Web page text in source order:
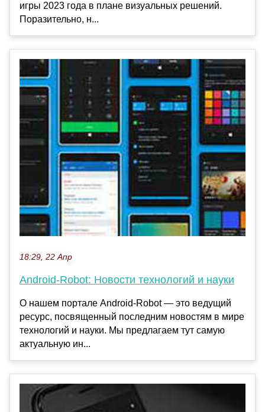
игры 2023 года в плане визуальных решений.
Поразительно, н...
18:29, 22 Апр
Android-Robot: Новости технологий и науки
О нашем портале Android-Robot — это ведущий
ресурс, посвященный последним новостям в мире
технологий и науки. Мы предлагаем тут самую
актуальную ин...